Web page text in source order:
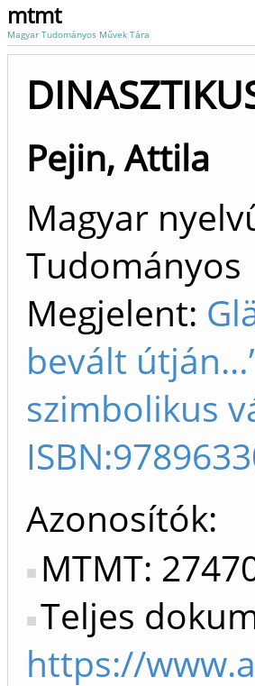
mtmt
Magyar Tudományos Művek Tára
Pejin, Attila
Magyar
Tudományos
Megjelent:
bevált
szimbolikus
Azonosítók
MTMT:
Teljes
https://